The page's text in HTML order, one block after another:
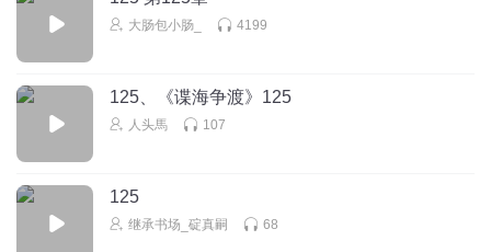
大肠包小肠_ 4199
125、《谍海争渡》125
人头馬 107
125
继承书场_碇真嗣 68